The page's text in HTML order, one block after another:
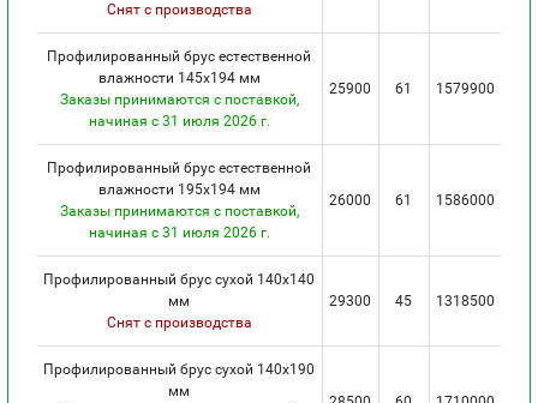
Снят с производства
Профилированный брус естественной
влажности 145х194 мм
Заказы принимаются с поставкой,
начиная с 31 июля 2026 г.
25900 61 1579900
Профилированный брус естественной
влажности 195х194 мм
Заказы принимаются с поставкой,
начиная с 31 июля 2026 г.
26000 61 1586000
Профилированный брус сухой 140х140
мм
Снят с производства
29300 45 1318500
Профилированный брус сухой 140х190
мм